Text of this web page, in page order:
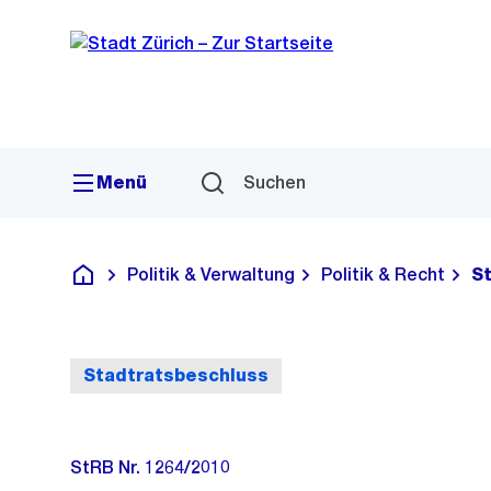
Navigation
Sprunglink
Menü Suchen
Deutsch
Politik & Verwaltung Politik & Recht
Stadtratsbeschluss
StRB Nr. 1264/2010